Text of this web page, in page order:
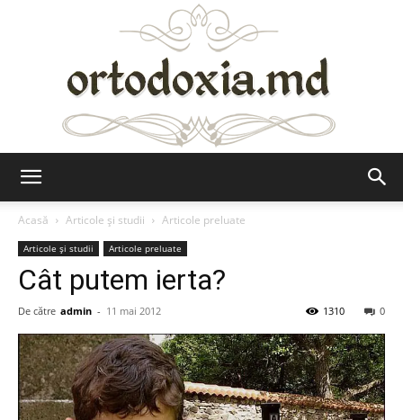
Acasă
Articole şi studii Articole preluate
Articole şi studii Articole preluate
Cât putem ierta?
De către admin - 11 mai 2012 0
1310